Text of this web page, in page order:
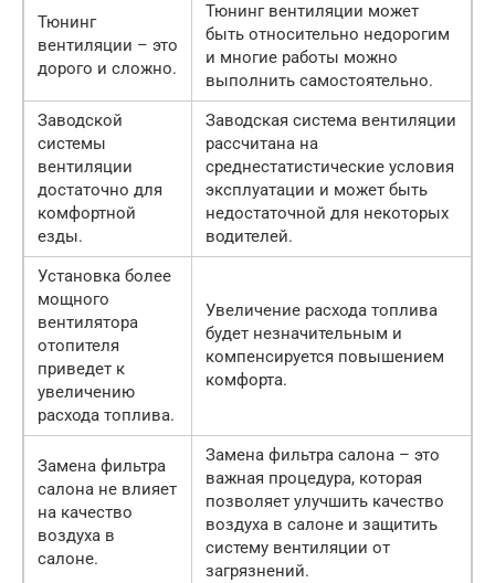
Тюнинг
вентиляции – это
дорого и сложно.
Тюнинг вентиляции может
быть относительно недорогим
и многие работы можно
выполнить самостоятельно.
Заводской
системы
вентиляции
достаточно для
комфортной
езды.
Заводская система вентиляции
рассчитана на
среднестатистические условия
эксплуатации и может быть
недостаточной для некоторых
водителей.
Установка более
мощного
вентилятора
отопителя
приведет к
увеличению
расхода топлива.
Увеличение расхода топлива
будет незначительным и
компенсируется повышением
комфорта.
Замена фильтра
салона не влияет
на качество
воздуха в
салоне.
Замена фильтра салона – это
важная процедура, которая
позволяет улучшить качество
воздуха в салоне и защитить
систему вентиляции от
загрязнений.